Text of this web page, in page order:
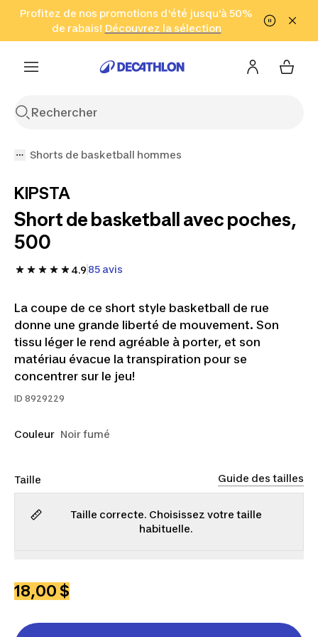
Aller à la recherche Aller au contenu Aller au pied de
Profitez de nos promotions d'été jusqu'à 50%
de rabais! Découvrez la sélection
Cliquez ici
en seulement 2 h!
(Zones sélectionnées)
Shorts de basketball hommes
KIPSTA
Short de basketball avec poches,
500
4.9 85 avis
La coupe de ce short style basketball de rue
donne une grande liberté de mouvement. Son
tissu léger le rend agréable à porter, et son
matériau évacue la transpiration pour se
concentrer sur le jeu!
ID 8929229
Couleur Noir fumé
Taille Guide des tailles
Taille correcte. Choisissez votre taille
habituelle.
18,00 $